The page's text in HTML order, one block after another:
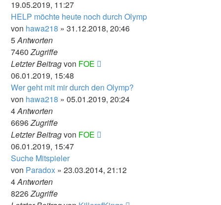
19.05.2019, 11:27
HELP möchte heute noch durch Olymp
von hawa218 » 31.12.2018, 20:46
5Antworten
7460Zugriffe
Letzter Beitragvon FOE
06.01.2019, 15:48
Wer geht mit mir durch den Olymp?
von hawa218 » 05.01.2019, 20:24
4Antworten
6696Zugriffe
Letzter Beitragvon FOE
06.01.2019, 15:47
Suche Mitspieler
von Paradox » 23.03.2014, 21:12
4Antworten
8226Zugriffe